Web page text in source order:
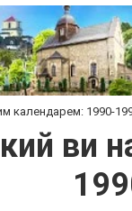
календарем: 1990-
ви